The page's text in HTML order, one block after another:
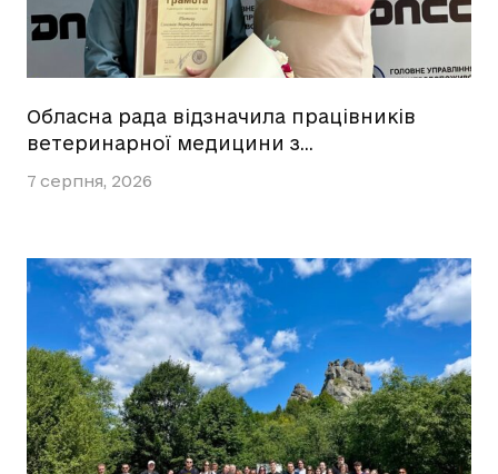
Обласна рада відзначила працівників
ветеринарної медицини з…
7 серпня, 2026